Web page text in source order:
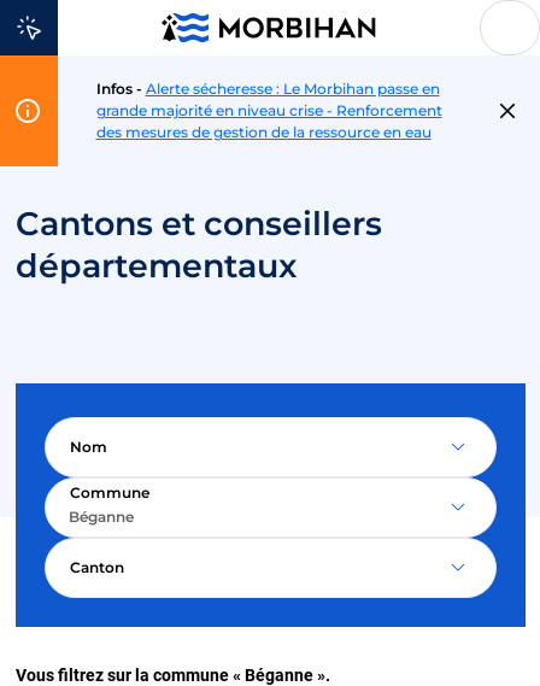
Aller au contenu
FlashInfos - Alerte sécheresse : Le Morbihan passe en
grande majorité en niveau crise - Renforcement
des mesures de gestion de la ressource en eau
Cantons et conseillers
départementaux
Nom
Commune
Béganne
Canton
Vous filtrez sur la commune « Béganne ».